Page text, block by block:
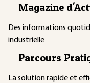
Magazine
Des informations
industrielle
Parcours
La solution rapide et